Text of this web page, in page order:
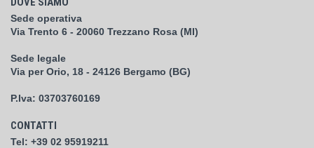
Sede operativa
Via Trento 6 - 20060 Trezzano Rosa (MI)
Sede legale
Via per Orio, 18 - 24126 Bergamo (BG)
P.Iva: 03703760169
CONTATTI
Tel: +39 02 95919211